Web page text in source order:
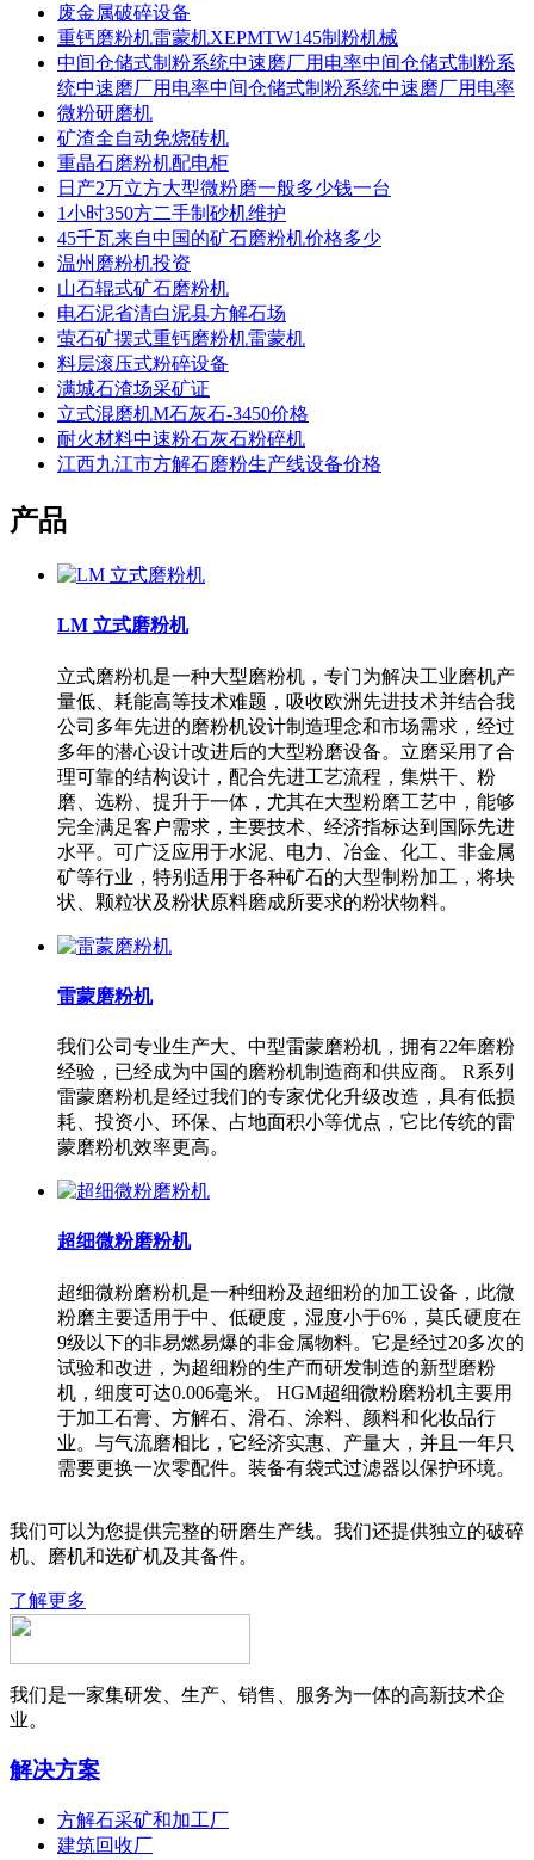
废金属破碎设备
重钙磨粉机雷蒙机XEPMTW145制粉机械
中间仓储式制粉系统中速磨厂用电率中间仓储式制粉系
统中速磨厂用电率中间仓储式制粉系统中速磨厂用电率
微粉研磨机
矿渣全自动免烧砖机
重晶石磨粉机配电柜
日产2万立方大型微粉磨一般多少钱一台
1小时350方二手制砂机维护
45千瓦来自中国的矿石磨粉机价格多少
温州磨粉机投资
山石辊式矿石磨粉机
电石泥省清白泥县方解石场
萤石矿摆式重钙磨粉机雷蒙机
料层滚压式粉碎设备
满城石渣场采矿证
立式混磨机M石灰石-3450价格
耐火材料中速粉石灰石粉碎机
江西九江市方解石磨粉生产线设备价格
产品
LM 立式磨粉机
立式磨粉机是一种大型磨粉机，专门为解决工业磨机产
量低、耗能高等技术难题，吸收欧洲先进技术并结合我
公司多年先进的磨粉机设计制造理念和市场需求，经过
多年的潜心设计改进后的大型粉磨设备。立磨采用了合
理可靠的结构设计，配合先进工艺流程，集烘干、粉
磨、选粉、提升于一体，尤其在大型粉磨工艺中，能够
完全满足客户需求，主要技术、经济指标达到国际先进
水平。可广泛应用于水泥、电力、冶金、化工、非金属
矿等行业，特别适用于各种矿石的大型制粉加工，将块
状、颗粒状及粉状原料磨成所要求的粉状物料。
雷蒙磨粉机
我们公司专业生产大、中型雷蒙磨粉机，拥有22年磨粉
经验，已经成为中国的磨粉机制造商和供应商。 R系列
雷蒙磨粉机是经过我们的专家优化升级改造，具有低损
耗、投资小、环保、占地面积小等优点，它比传统的雷
蒙磨粉机效率更高。
超细微粉磨粉机
超细微粉磨粉机是一种细粉及超细粉的加工设备，此微
粉磨主要适用于中、低硬度，湿度小于6%，莫氏硬度在
9级以下的非易燃易爆的非金属物料。它是经过20多次的
试验和改进，为超细粉的生产而研发制造的新型磨粉
机，细度可达0.006毫米。 HGM超细微粉磨粉机主要用
于加工石膏、方解石、滑石、涂料、颜料和化妆品行
业。与气流磨相比，它经济实惠、产量大，并且一年只
需要更换一次零配件。装备有袋式过滤器以保护环境。
我们可以为您提供完整的研磨生产线。我们还提供独立的破碎
机、磨机和选矿机及其备件。
了解更多
我们是一家集研发、生产、销售、服务为一体的高新技术企
业。
解决方案
方解石采矿和加工厂
建筑回收厂